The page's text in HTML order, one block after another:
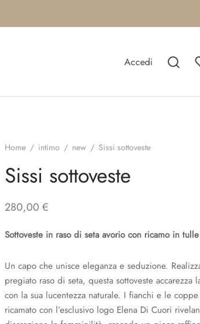
Accedi
Home / intimo / new / Sissi sottoveste
Sissi sottoveste
280,00 €
Sottoveste in raso di seta avorio con ricamo in tulle
Un capo che unisce eleganza e seduzione.
pregiato raso di seta, questa sottoveste accarezza
con la sua lucentezza naturale. I fianchi e le
ricamato con l’esclusivo logo Elena Di Cuori